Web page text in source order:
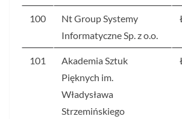
100
Nt Group Systemy
Informatyczne Sp. z o.o.
101
Akademia Sztuk
Pięknych im.
Władysława
Strzemińskiego